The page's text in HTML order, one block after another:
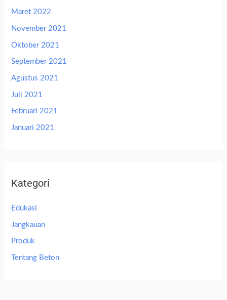
Maret 2022
November 2021
Oktober 2021
September 2021
Agustus 2021
Juli 2021
Februari 2021
Januari 2021
Kategori
Edukasi
Jangkauan
Produk
Tentang Beton